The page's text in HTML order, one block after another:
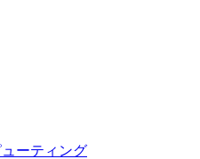
ーティング